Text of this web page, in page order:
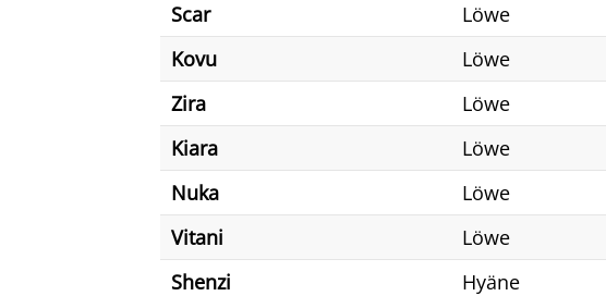
Scar
Löwe
Kovu
Löwe
Zira
Löwe
Kiara
Löwe
Nuka
Löwe
Vitani
Löwe
Shenzi
Hyäne